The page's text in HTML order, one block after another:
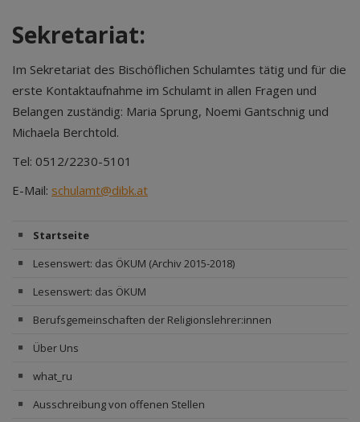
Sekretariat:
Im Sekretariat des Bischöflichen Schulamtes tätig und für die
erste Kontaktaufnahme im Schulamt in allen Fragen und
Belangen zuständig: Maria Sprung, Noemi Gantschnig und
Michaela Berchtold.
Tel: 0512/2230-5101
E-Mail: schulamt@dibk.at
Startseite
Lesenswert: das ÖKUM (Archiv 2015-2018)
Lesenswert: das ÖKUM
Berufsgemeinschaften der Religionslehrer:innen
Über Uns
what_ru
Ausschreibung von offenen Stellen